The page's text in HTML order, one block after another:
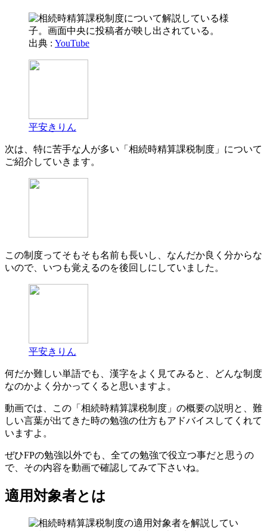
出典 : YouTube
平安きりん
次は、特に苦手な人が多い「相続時精算課税制度」について
ご紹介していきます。
この制度ってそもそも名前も長いし、なんだか良く分からな
いので、いつも覚えるのを後回しにしていました。
平安きりん
何だか難しい単語でも、漢字をよく見てみると、どんな制度
なのかよく分かってくると思いますよ。
動画では、この「相続時精算課税制度」の概要の説明と、難
しい言葉が出てきた時の勉強の仕方もアドバイスしてくれて
いますよ。
ぜひFPの勉強以外でも、全ての勉強で役立つ事だと思うの
で、その内容を動画で確認してみて下さいね。
適用対象者とは